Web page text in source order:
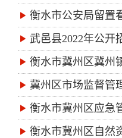
衡水市公安局留置
武邑县2022年公开
衡水市冀州区冀州
冀州区市场监督管
衡水市冀州区应急
衡水市冀州区自然